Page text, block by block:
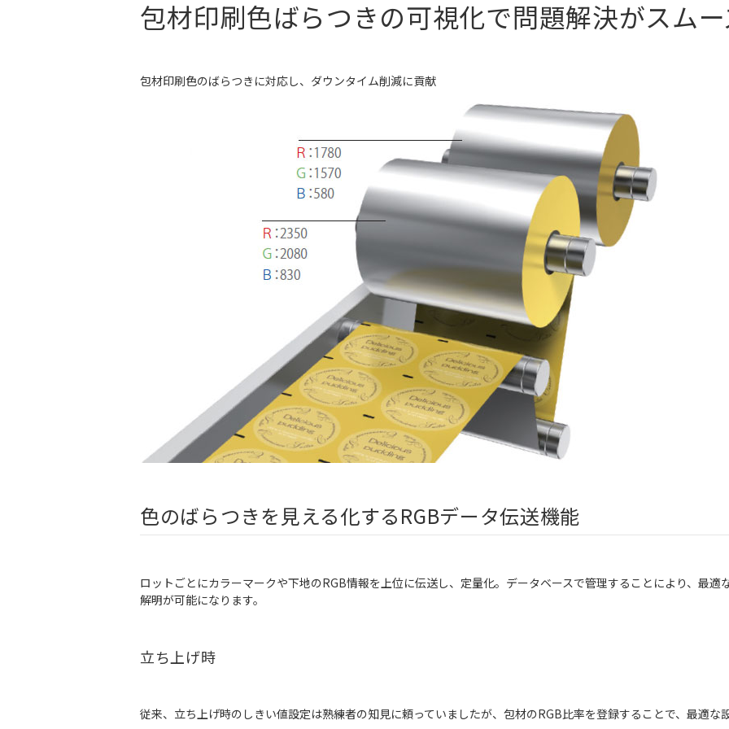
包材印刷色ばらつきの可視化で問題解決がスム
包材印刷色のばらつきに対応し、ダウンタイム削減に貢献
色のばらつきを見える化するRGBデータ伝送機能
ロットごとにカラーマークや下地のRGB情報を上位に伝送し、定量化。データベースで管理することにより、最
解明が可能になります。
立ち上げ時
従来、立ち上げ時のしきい値設定は熟練者の知見に頼っていましたが、包材のRGB比率を登録することで、最適な